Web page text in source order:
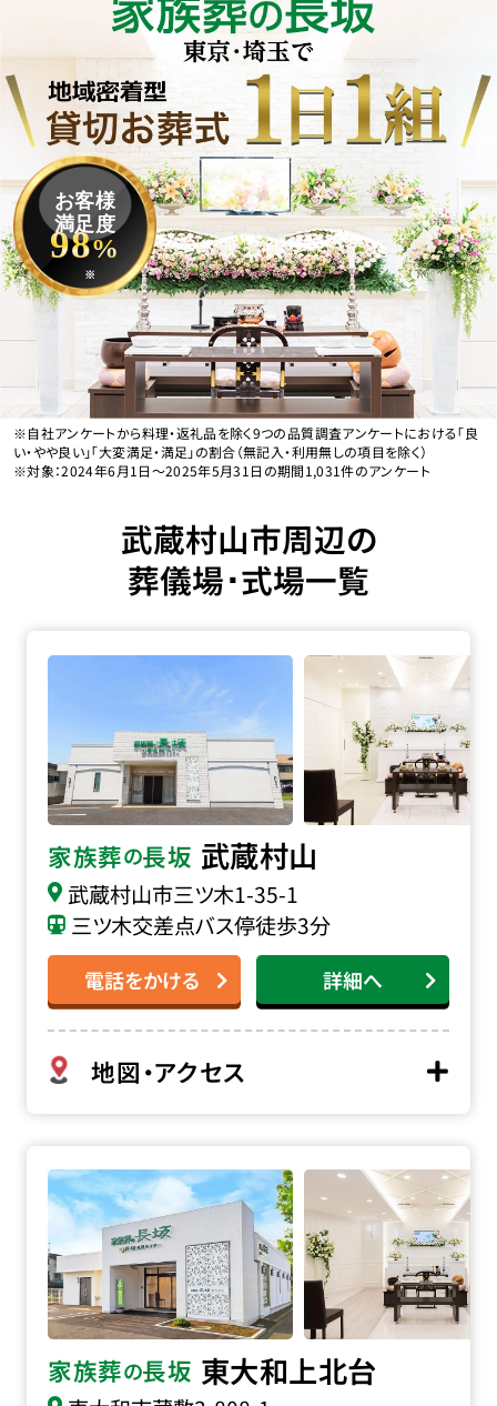
お客様
満足度
98%
※
※自社アンケートから料理・返礼品を除く9つの品質調査アンケートにおける「良
い・やや良い」「大変満足・満足」の割合（無記入・利用無しの項目を除く）
※対象：2024年6月1日〜2025年5月31日の期間1,031件のアンケート
武蔵村山市周辺の
葬儀場･式場一覧
家族葬の長坂 武蔵村山
武蔵村山市三ツ木1-35-1
三ツ木交差点バス停徒歩3分
電話をかける 詳細へ
地図・アクセス
家族葬の長坂 東大和上北台
家族葬の長坂 東大和上北台の詳細へ